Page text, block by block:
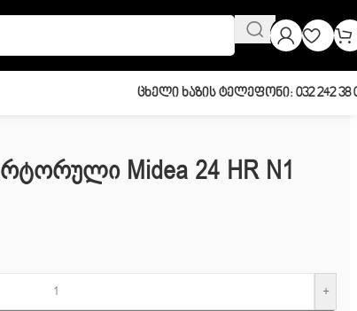
Ცხელი Ხაზის Ტელეფონი: 032 242 38
Midea 24 HR N1
+